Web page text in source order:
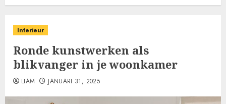
Interieur
Ronde kunstwerken als
blikvanger in je woonkamer
LIAM JANUARI 31, 2025